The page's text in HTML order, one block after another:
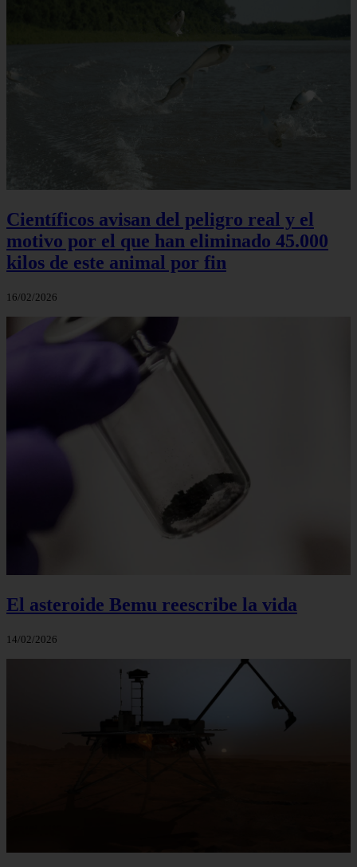
Científicos avisan del peligro real y el
motivo por el que han eliminado 45.000
kilos de este animal por fin
16/02/2026
El asteroide Bemu reescribe la vida
14/02/2026